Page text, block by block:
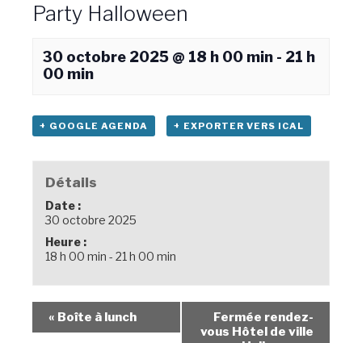
Party Halloween
30 octobre 2025 @ 18 h 00 min - 21 h
00 min
+ GOOGLE AGENDA + EXPORTER VERS ICAL
Détails
Date :
30 octobre 2025
Heure :
18 h 00 min - 21 h 00 min
« Boîte à lunch
Fermée rendez-
vous Hôtel de ville